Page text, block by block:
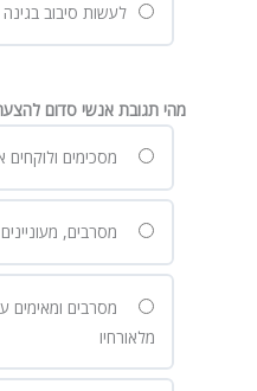
לעשות סיבוב
מהי תגובת אנשי סדום
מסכימים ולוקחים
מסרבים,
מסרבים ומאימים
מלאורחיו